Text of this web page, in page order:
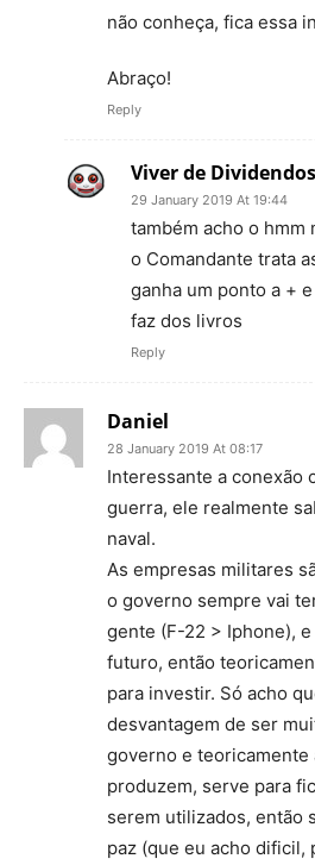
não conheça, fica essa
Abraço!
Reply
Viver de Dividendos
29 January 2019 At 19:44
também acho o hmm
o Comandante trata
ganha um ponto a +
faz dos livros
Reply
Daniel
28 January 2019 At 08:17
Interessante a conexão
guerra, ele realmente
naval.
As empresas militares
o governo sempre vai
gente (F-22 > Iphone),
futuro, então
para investir. Só acho
desvantagem de ser
governo e teoricamente
produzem, serve para
serem utilizados, então
paz (que eu acho dificil,